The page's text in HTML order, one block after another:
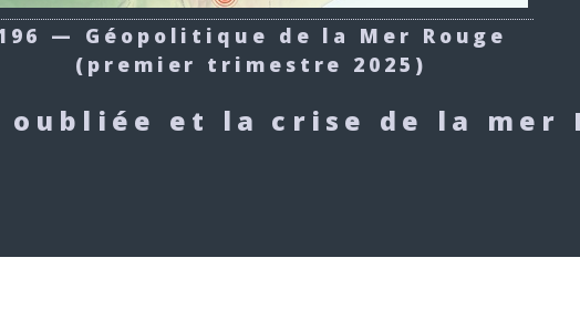
— Géopolitique de la Mer Rouge
(premier trimestre 2025)
oubliée et la crise de la mer